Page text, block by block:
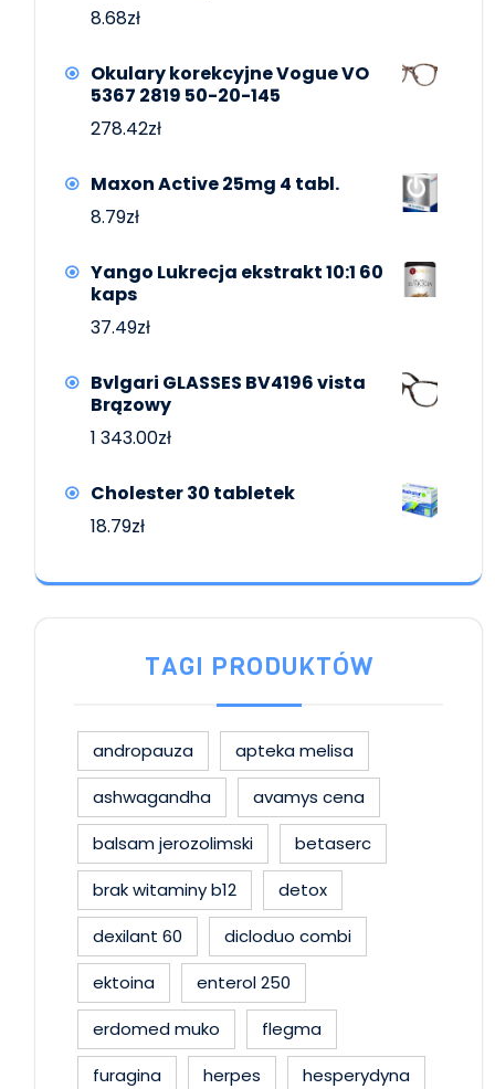
8.68zł
Okulary korekcyjne Vogue VO
5367 2819 50-20-145
278.42zł
Maxon Active 25mg 4 tabl.
8.79zł
Yango Lukrecja ekstrakt 10:1 60
kaps
37.49zł
Bvlgari GLASSES BV4196 vista
Brązowy
1 343.00zł
Cholester 30 tabletek
18.79zł
TAGI PRODUKTÓW
andropauza
apteka melisa
ashwagandha
avamys cena
balsam jerozolimski
betaserc
brak witaminy b12
detox
dexilant 60
dicloduo combi
ektoina
enterol 250
erdomed muko
flegma
furagina
herpes
hesperydyna